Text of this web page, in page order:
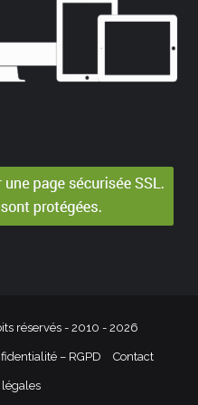
réservés - 2010 - 2026
– RGPD Contact
légales